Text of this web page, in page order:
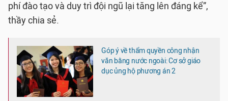
phí đào tạo và duy trì đội ngũ lại tăng lên đáng kể”,
thầy chia sẻ.
Góp ý về thẩm quyền công nhận
văn bằng nước ngoài: Cơ sở giáo
dục ủng hộ phương án 2